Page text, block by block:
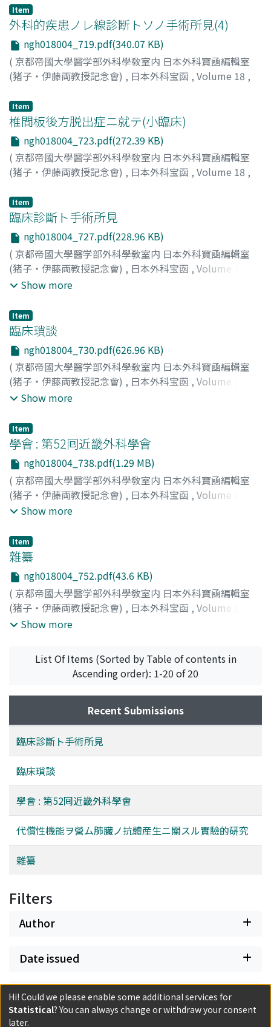
市川, 博信
Item
外科的疾患ノレ線診断トソノ手術所見(4)
ngh018004_719.pdf(340.07 KB)
( 京都帝國大學醫学部外科學敎室内 日本外科寶凾編輯室
(猪子・伊藤両教授記念會) , 日本外科宝函 , Volume 18 ,
藤浪, 修一
Item
椎間板後方脱出症ニ就テ(小臨床)
ngh018004_723.pdf(272.39 KB)
( 京都帝國大學醫学部外科學敎室内 日本外科寶凾編輯室
(猪子・伊藤両教授記念會) , 日本外科宝函 , Volume 18 ,
山田, 憲吾
Item
臨床診斷ト手術所見
ngh018004_727.pdf(228.96 KB)
( 京都帝國大學醫学部外科學敎室内 日本外科寶凾編輯室
(猪子・伊藤両教授記念會) , 日本外科宝函 , Volume 18
Issue 4, 1941,
Show more
Item
臨床瑣談
ngh018004_730.pdf(626.96 KB)
( 京都帝國大學醫学部外科學敎室内 日本外科寶凾編輯室
(猪子・伊藤両教授記念會) , 日本外科宝函 , Volume 18
Issue 4, 1941,
Show more
Item
學會 : 第52囘近畿外科學會
ngh018004_738.pdf(1.29 MB)
( 京都帝國大學醫学部外科學敎室内 日本外科寶凾編輯室
(猪子・伊藤両教授記念會) , 日本外科宝函 , Volume 18
Issue 4, 1941,
Show more
Item
雜纂
ngh018004_752.pdf(43.6 KB)
( 京都帝國大學醫学部外科學敎室内 日本外科寶凾編輯室
(猪子・伊藤両教授記念會) , 日本外科宝函 , Volume 18
Issue 4, 1941,
Show more
List Of Items (Sorted by Table of contents in
Ascending order): 1-20 of 20
Recent Submissions
臨床診斷ト手術所見
臨床瑣談
學會 : 第52囘近畿外科學會
代償性機能ヲ營ム肺臟ノ抗體産生ニ關スル實驗的硏究
雜纂
Filters
Author
Date issued
Classification
Hi! Could we please enable some additional services for
Statistical? You can always change or withdraw your consent
later.